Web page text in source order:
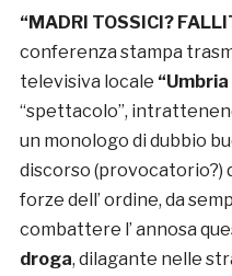
“MADRI TOSSICI?
conferenza stampa
televisiva locale
“spettacolo”,
un monologo di dubbio
discorso (provocatorio?)
forze dell’ ordine, da
combattere l’ annosa
droga, dilagante nelle